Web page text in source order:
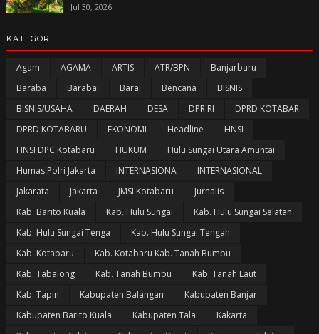
Jul 30, 2026
KATEGORI
Agam AGAMA ARTIS ATR/BPN
Banjarbaru
Baraba
Barabai Barai Bencana
BISNIS
BISNIS/USAHA
DAERAH DESA DPR RI
DPRD KOTABAR
DPRD KOTABARU
EKONOMI Headline
HNSI
HNSI DPC Kotabaru
HUKUM
Hulu Sungai Utara Amuntai
Humas Polri Jakarta
INTERNASIONA
INTERNASIONAL
Jakarata
Jakarta JMSI Kotabaru
Jurnalis
Kab. Barito Kuala
Kab. Hulu Sungai
Kab. Hulu Sungai Selatan
Kab. Hulu Sungai Tenga
Kab. Hulu Sungai Tengah
Kab. Kotabaru
Kab. Kotabaru Kab. Tanah Bumbu
Kab. Tabalong
Kab. Tanah Bumbu
Kab. Tanah Laut
Kab. Tapin
Kabupaten Balangan
Kabupaten Banjar
Kabupaten Barito Kuala
Kabupaten Tala
Kakarta